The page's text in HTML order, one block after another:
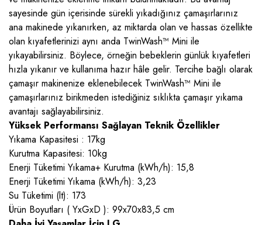
sayesinde gün içerisinde sürekli yıkadığınız çamaşırlarınız
ana makinede yıkanırken, az miktarda olan ve hassas özellikte
olan kıyafetlerinizi aynı anda TwinWash™ Mini ile
yıkayabilirsiniz. Böylece, örneğin bebeklerin günlük kıyafetleri
hızla yıkanır ve kullanıma hazır hâle gelir. Tercihe bağlı olarak
çamaşır makinenize eklenebilecek TwinWash™ Mini ile
çamaşırlarınız birikmeden istediğiniz sıklıkta çamaşır yıkama
avantajı sağlayabilirsiniz.
Yüksek Performansı Sağlayan Teknik Özellikler
Yıkama Kapasitesi : 17kg
Kurutma Kapasitesi: 10kg
Enerji Tüketimi Yıkama+ Kurutma (kWh/h): 15,8
Enerji Tüketimi Yıkama (kWh/h): 3,23
Su Tüketimi (lt): 173
Ürün Boyutları ( YxGxD ): 99x70x83,5 cm